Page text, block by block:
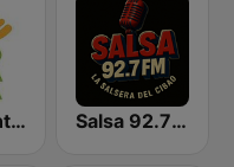
Radio Santa Maria Salsa 92.7 FM